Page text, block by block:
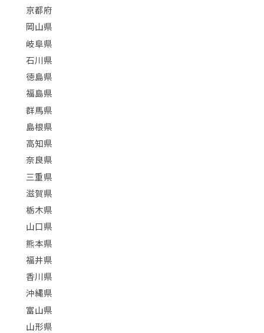
京都府
岡山県
岐阜県
石川県
徳島県
福島県
群馬県
島根県
高知県
奈良県
三重県
滋賀県
栃木県
山口県
熊本県
福井県
香川県
沖縄県
富山県
山形県